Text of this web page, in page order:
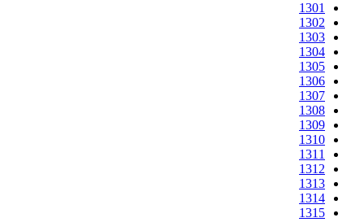
1301
1302
1303
1304
1305
1306
1307
1308
1309
1310
1311
1312
1313
1314
1315